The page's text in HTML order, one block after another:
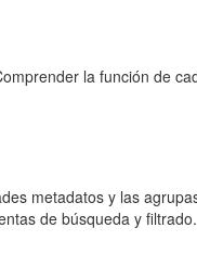
la función de
metadatos y las
de búsqueda y